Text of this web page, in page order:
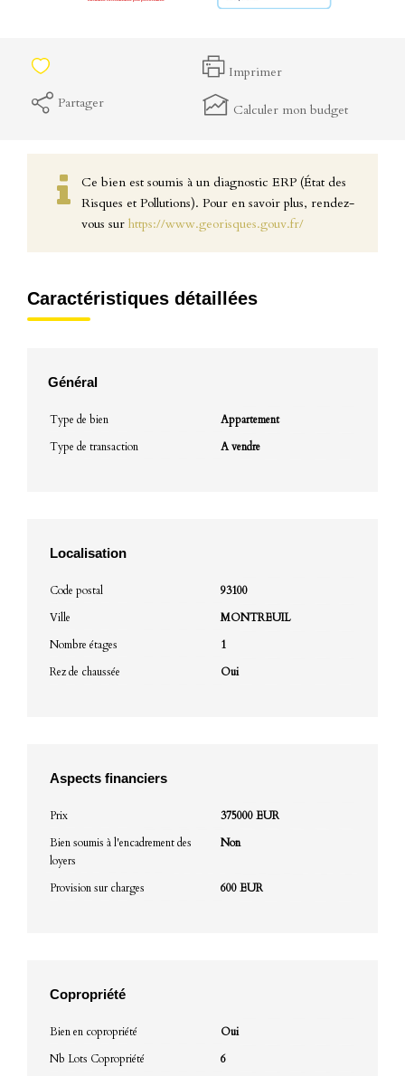
Imprimer
Partager
Calculer mon budget
Ce bien est soumis à un diagnostic ERP (État des
Risques et Pollutions). Pour en savoir plus, rendez-
vous sur https://www.georisques.gouv.fr/
Caractéristiques détaillées
Général
Type de bien
Appartement
Type de transaction
A vendre
Localisation
Code postal
93100
Ville
MONTREUIL
Nombre étages
1
Rez de chaussée
Oui
Aspects financiers
Prix
375000 EUR
Bien soumis à l'encadrement des
loyers
Non
Provision sur charges 600 EUR
Copropriété
Bien en copropriété
Oui
Nb Lots Copropriété
6